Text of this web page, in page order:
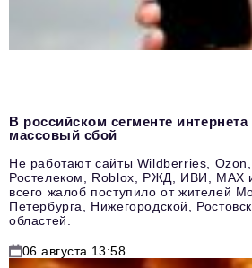
В российском сегменте
массовый сбой
Не работают сайты Wildberries, Ozon,
Ростелеком, Roblox, РЖД, ИВИ, MAX
всего жалоб поступило от жителей
Петербурга, Нижегородской,
областей.
06 августа 13:58